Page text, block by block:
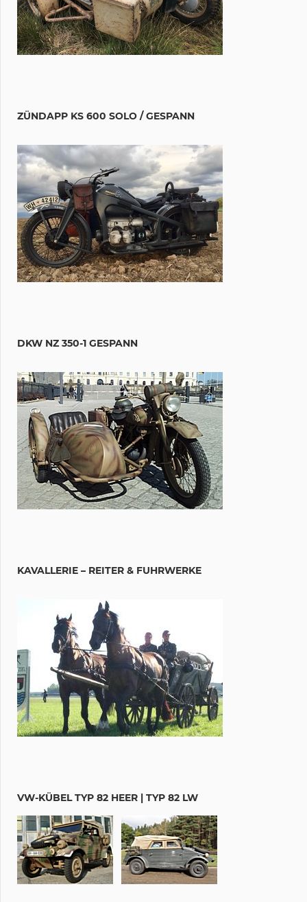
ZÜNDAPP KS 600 SOLO / GESPANN
DKW NZ 350-1 GESPANN
KAVALLERIE – REITER & FUHRWERKE
VW-KÜBEL TYP 82 HEER | TYP 82 LW